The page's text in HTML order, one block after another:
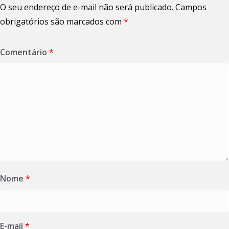
O seu endereço de e-mail não será publicado. Campos
obrigatórios são marcados com *
Comentário *
Nome *
E-mail *